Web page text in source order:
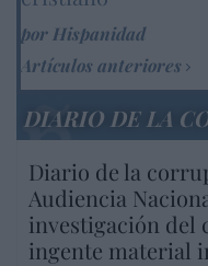
por Hispanidad
Artículos anteriores
DIARIO DE LA
Diario de la
Audiencia
investigación del
ingente material